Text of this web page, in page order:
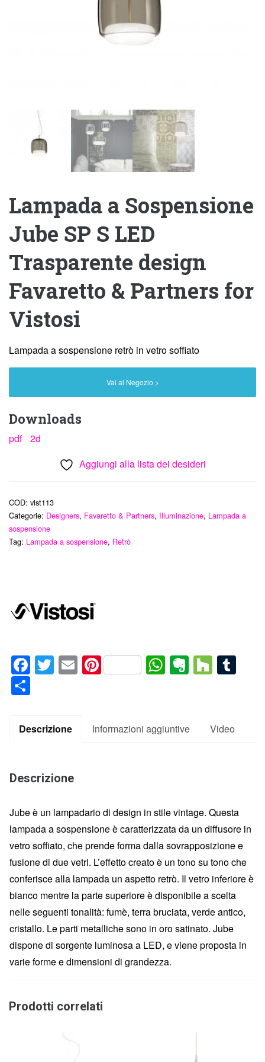
Lampada a Sospensione
Jube SP S LED
Trasparente design
Favaretto & Partners for
Vistosi
Lampada a sospensione retrò in vetro soffiato
Vai al Negozio >
Downloads
pdf 2d
Aggiungi alla lista dei desideri
COD: vist113
Categorie: Designers, Favaretto & Partners, Illuminazione, Lampada a
sospensione
Tag: Lampada a sospensione, Retrò
Facebook
Twitter
EmailPinterestWhatsApp
Evernote
Descrizione Informazioni aggiuntive Video
Descrizione
Jube è un lampadario di design in stile vintage. Questa
lampada a sospensione è caratterizzata da un diffusore in
vetro soffiato, che prende forma dalla sovrapposizione e
fusione di due vetri. L’effetto creato è un tono su tono che
conferisce alla lampada un aspetto retrò. Il vetro inferiore è
bianco mentre la parte superiore è disponibile a scelta
nelle seguenti tonalità: fumè, terra bruciata, verde antico,
cristallo.‎ Le parti metalliche sono in oro satinato.‎ Jube
dispone di sorgente luminosa a LED, e viene proposta in
varie forme e dimensioni di grandezza.
Prodotti correlati